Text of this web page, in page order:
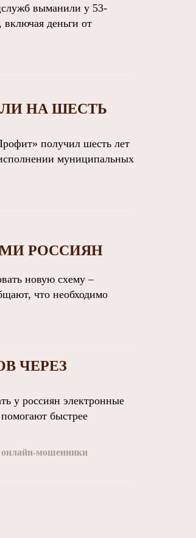
выманили у 53-
деньги от
НА ШЕСТЬ
получил шесть лет
муниципальных
РОССИЯН
новую схему –
что необходимо
ЧЕРЕЗ
у россиян электронные
быстрее
онлайн-мошенники